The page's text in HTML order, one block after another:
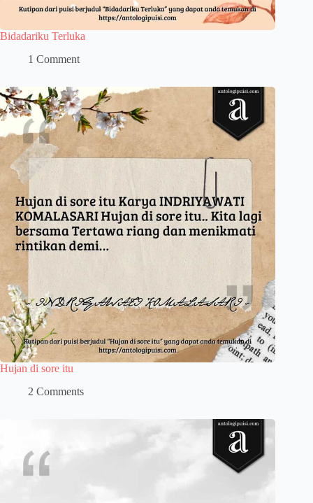
Bidadariku Terluka
1 Comment
Hujan di sore itu
2 Comments